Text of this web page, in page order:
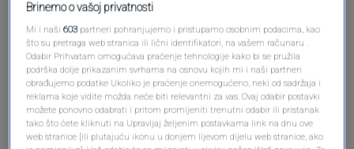
Oglas
Brinemo o vašoj privatnosti
Mi i naši603 partneri pohranjujemo i pristupamo osobnim podacima, kao
što su pretraga web stranica ili lični identifikatori, na vašem računaru .
Odabir Prihvatam omogućava praćenje tehnologije kako bi se pružila
podrška dolje prikazanim svrhama na osnovu kojih mi i naši partneri
obrađujemo podatke Ukoliko je praćenje onemogućeno, neki od sadržaja i
reklama koje vidite možda neće biti relevantni za vas. Ovaj odabir postavki
možete ponovno odabrati i pritom promijeniti trenutni odabir ili pristanak
tako što ćete kliknuti na Upravljaj željenim postavkama link na dnu ove
web stranice [ili plutajuću ikonu u donjem lijevom dijelu web stranice, ako